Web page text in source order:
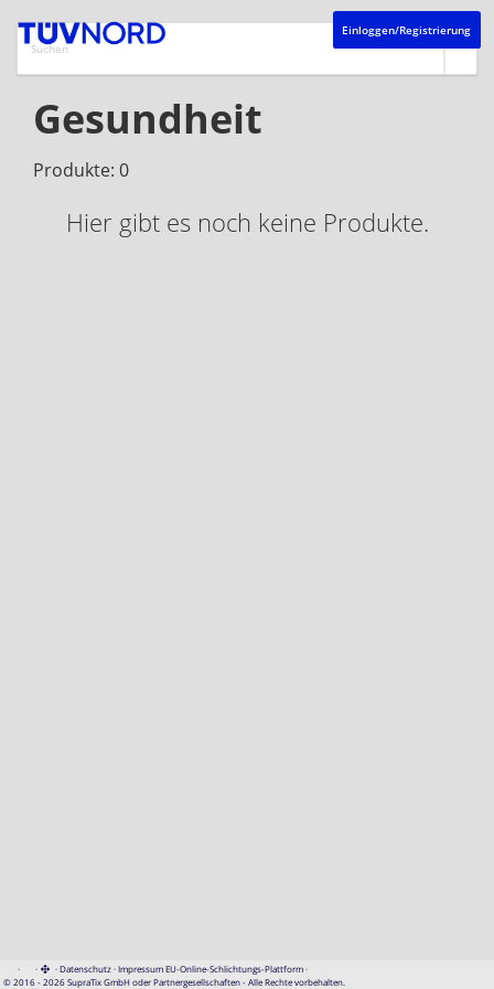
Einloggen/Registrierung
Gesundheit
Produkte: 0
Hier gibt es noch keine Produkte.
· · ·Datenschutz·Impressum EU-Online-Schlichtungs-Plattform·
© 2016 - 2026 SupraTix GmbH oder Partnergesellschaften - Alle Rechte vorbehalten.